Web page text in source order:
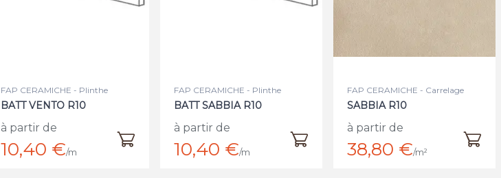
FAP CERAMICHE - Plinthe
BATT VENTO R10
à partir de
10,40 €/m
FAP CERAMICHE - Plinthe
BATT SABBIA R10
à partir de
10,40 €/m
FAP CERAMICHE - Carrelage
SABBIA R10
à partir de
38,80 €/m²